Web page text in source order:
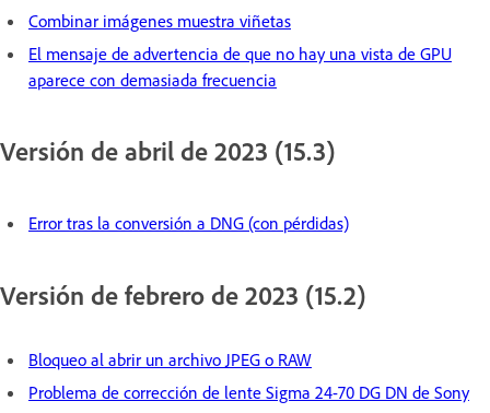
Combinar imágenes muestra viñetas
El mensaje de advertencia de que no hay una vista de GPU
aparece con demasiada frecuencia
Versión de abril de 2023 (15.3)
Error tras la conversión a DNG (con pérdidas)
Versión de febrero de 2023 (15.2)
Bloqueo al abrir un archivo JPEG o RAW
Problema de corrección de lente Sigma 24-70 DG DN de Sony